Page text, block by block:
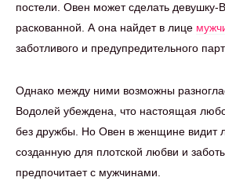
постели. Овен может сделать девушку-
раскованной. А она найдет в лице
заботливого и предупредительного
Однако между ними возможны
Водолей убеждена, что настоящая
без дружбы. Но Овен в женщине видит
созданную для плотской любви и
предпочитает с мужчинами.